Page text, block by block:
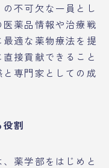
不可欠な一員とし
薬品情報や治療戦
適な薬物療法を提
接貢献できること
専門家としての成
割
薬学部をはじめと